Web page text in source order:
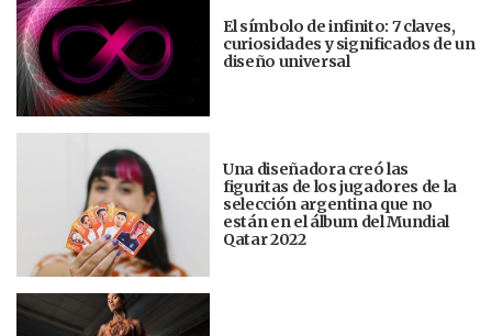
El símbolo de infinito: 7 claves,
curiosidades y significados de un
diseño universal
Una diseñadora creó las
figuritas de los jugadores de la
selección argentina que no
están en el álbum del Mundial
Qatar 2022